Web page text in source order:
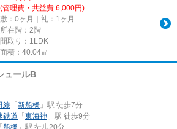
(管理費・共益費 6,000円)
敷：0ヶ月｜礼：1ヶ月
所在階：2階
間取り：1LDK
面積：40.04㎡
ュールB
線 「 新船橋 」駅 徒歩7分
鉄道 「 東海神 」駅 徒歩9分
「 船橋 」駅 徒歩20分